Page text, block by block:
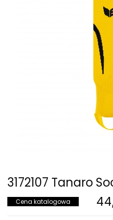
3172107 Tanaro
Cena katalogowa